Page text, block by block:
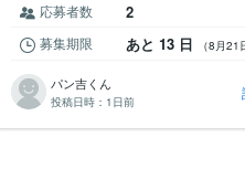
応募者数 2
募集期限 あと 13 日 （8月21
パン吉くん
投稿日時： 1日前